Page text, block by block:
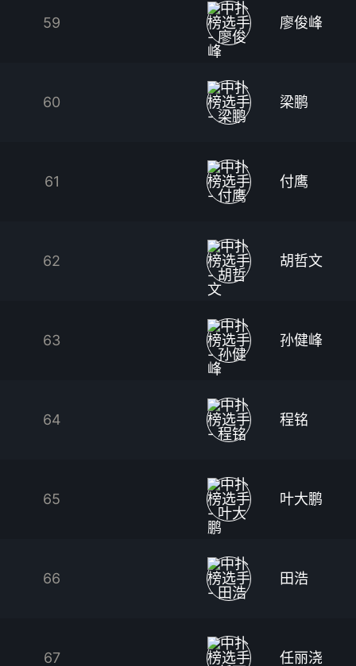
59 廖俊峰
60 梁鹏
61 付鹰
62 胡哲文
63 孙健峰
64 程铭
65 叶大鹏
66 田浩
67 任丽浇